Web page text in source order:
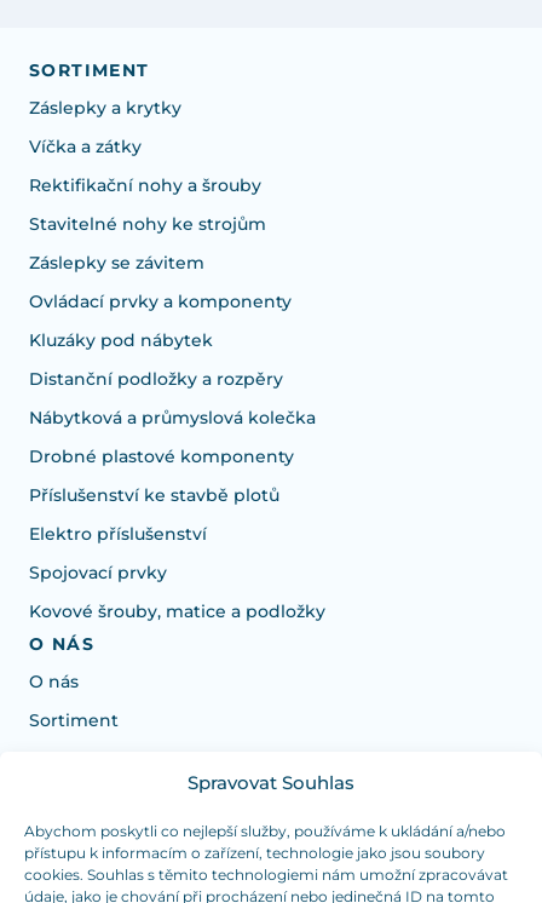
Spravovat Souhlas
Abychom poskytli co nejlepší služby, používáme k ukládání a/nebo
přístupu k informacím o zařízení, technologie jako jsou soubory
cookies. Souhlas s těmito technologiemi nám umožní zpracovávat
údaje, jako je chování při procházení nebo jedinečná ID na tomto
SORTIMENT
Záslepky a krytky
Víčka a zátky
Rektifikační nohy a šrouby
Stavitelné nohy ke strojům
Záslepky se závitem
Ovládací prvky a komponenty
Kluzáky pod nábytek
Distanční podložky a rozpěry
Nábytková a průmyslová kolečka
Drobné plastové komponenty
Příslušenství ke stavbě plotů
Elektro příslušenství
Spojovací prvky
Kovové šrouby, matice a podložky
O NÁS
O nás
Sortiment
Potřebujete poradit s výběrem?
Jsme tu pro vás Pondělí-Čtvrtek od: 7:30 - 15:30 hodin
a Pátek od 7:30 - 14:30 hodin